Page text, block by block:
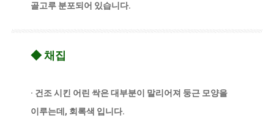
골고루 분포되어 있습니다.
◆ 채집
· 건조 시킨 어린 싹은 대부분이 말리어져 둥근 모양을
이루는데, 회록색 입니다.